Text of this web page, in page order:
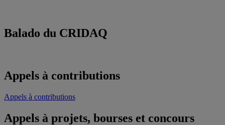
Balado du CRIDAQ
Appels à contributions
Appels à contributions
Appels à projets, bourses et concours